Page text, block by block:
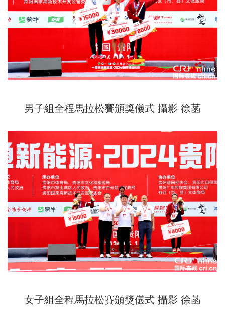
男子組全程馬拉松賽頒獎儀式 攝影 徐菡
女子組全程馬拉松賽頒獎儀式 攝影 徐菡